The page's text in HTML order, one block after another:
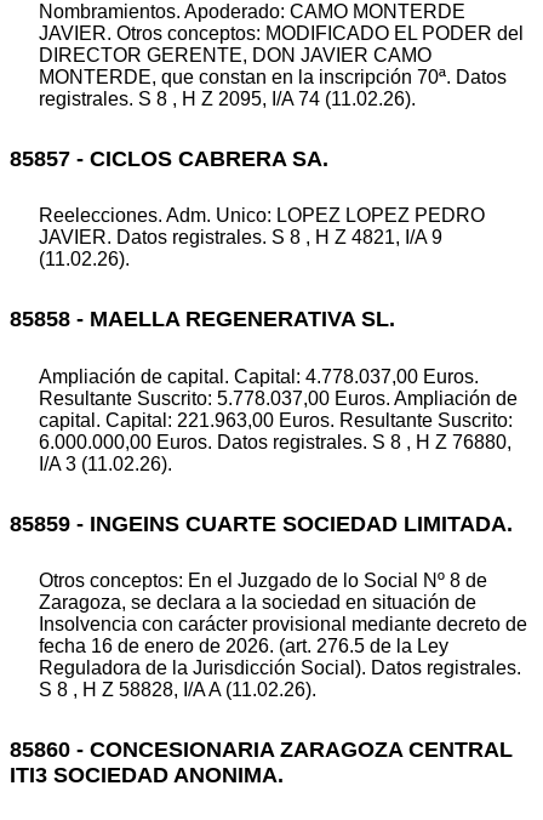
Nombramientos. Apoderado: CAMO MONTERDE
JAVIER. Otros conceptos: MODIFICADO EL PODER del
DIRECTOR GERENTE, DON JAVIER CAMO
MONTERDE, que constan en la inscripción 70ª. Datos
registrales. S 8 , H Z 2095, I/A 74 (11.02.26).
85857 - CICLOS CABRERA SA.
Reelecciones. Adm. Unico: LOPEZ LOPEZ PEDRO
JAVIER. Datos registrales. S 8 , H Z 4821, I/A 9
(11.02.26).
85858 - MAELLA REGENERATIVA SL.
Ampliación de capital. Capital: 4.778.037,00 Euros.
Resultante Suscrito: 5.778.037,00 Euros. Ampliación de
capital. Capital: 221.963,00 Euros. Resultante Suscrito:
6.000.000,00 Euros. Datos registrales. S 8 , H Z 76880,
I/A 3 (11.02.26).
85859 - INGEINS CUARTE SOCIEDAD LIMITADA.
Otros conceptos: En el Juzgado de lo Social Nº 8 de
Zaragoza, se declara a la sociedad en situación de
Insolvencia con carácter provisional mediante decreto de
fecha 16 de enero de 2026. (art. 276.5 de la Ley
Reguladora de la Jurisdicción Social). Datos registrales.
S 8 , H Z 58828, I/A A (11.02.26).
85860 - CONCESIONARIA ZARAGOZA CENTRAL
ITI3 SOCIEDAD ANONIMA.